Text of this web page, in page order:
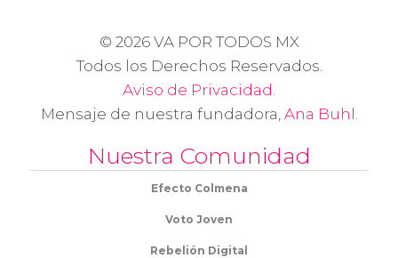
© 2026 VA POR TODOS MX
Todos los Derechos Reservados.
Aviso de Privacidad
Mensaje de nuestra fundadora, Ana Buhl
Nuestra Comunidad
Efecto Colmena
Voto Joven
Rebelión Digital